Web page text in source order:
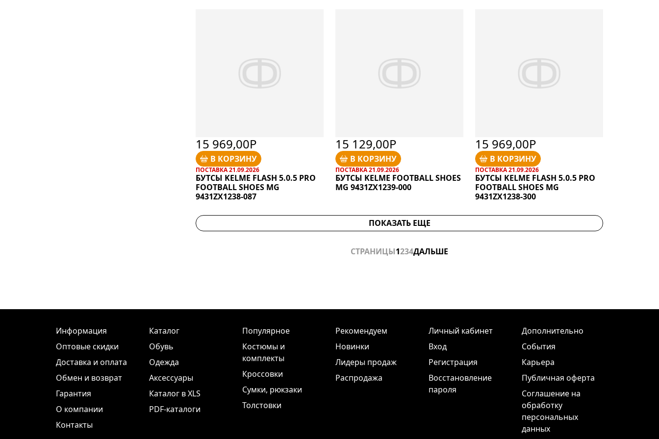
15 969,00Р
В КОРЗИНУ
ПОСТАВКА 21.09.2026
БУТСЫ KELME FLASH 5.0.5 PRO
FOOTBALL SHOES MG
9431ZX1238-087
15 129,00Р
В КОРЗИНУ
ПОСТАВКА 21.09.2026
БУТСЫ KELME FOOTBALL SHOES
MG 9431ZX1239-000
15 969,00Р
В КОРЗИНУ
ПОСТАВКА 21.09.2026
БУТСЫ KELME FLASH 5.0.5 PRO
FOOTBALL SHOES MG
9431ZX1238-300
ПОКАЗАТЬ ЕЩЕ
СТРАНИЦЫ1234ДАЛЬШЕ
Информация
Оптовые скидки
Доставка и оплата
Обмен и возврат
Гарантия
О компании
Контакты
Каталог
Обувь
Одежда
Аксессуары
Каталог в XLS
PDF-каталоги
Популярное
Костюмы и
комплекты
Кроссовки
Сумки, рюкзаки
Толстовки
Рекомендуем
Новинки
Лидеры продаж
Распродажа
Личный кабинет
Вход
Регистрация
Восстановление
пароля
Дополнительно
События
Карьера
Публичная оферта
Соглашение на
обработку
персональных
данных